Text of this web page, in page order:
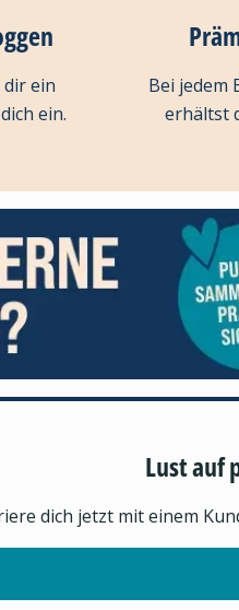
ein
ein.
Bei jedem
erhältst
Lust auf
dich jetzt mit einem